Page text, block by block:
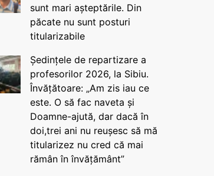
sunt mari așteptările. Din
păcate nu sunt posturi
titularizabile
Ședințele de repartizare a
profesorilor 2026, la Sibiu.
Învățătoare: „Am zis iau ce
este. O să fac naveta și
Doamne-ajută, dar dacă în
doi,trei ani nu reușesc să mă
titularizez nu cred că mai
rămân în învățământ”